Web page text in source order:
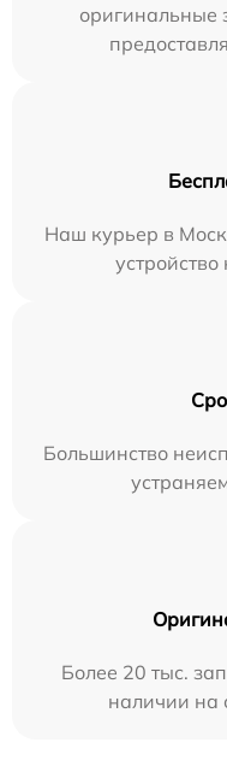
оригинальные
Наш курьер в
Большинство
Более 20 тыс.
наличии на